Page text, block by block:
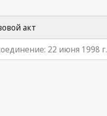
акт
22 июня 1998 г.